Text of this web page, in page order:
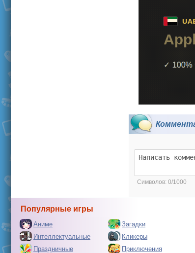
Символов: 0/1000
Популярные игры
Аниме Загадки
Интеллектуальные
Кликеры
Праздничные
Приключения